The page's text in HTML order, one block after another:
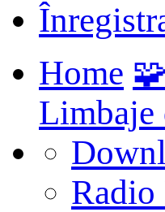
Home
Limbaje
Radio